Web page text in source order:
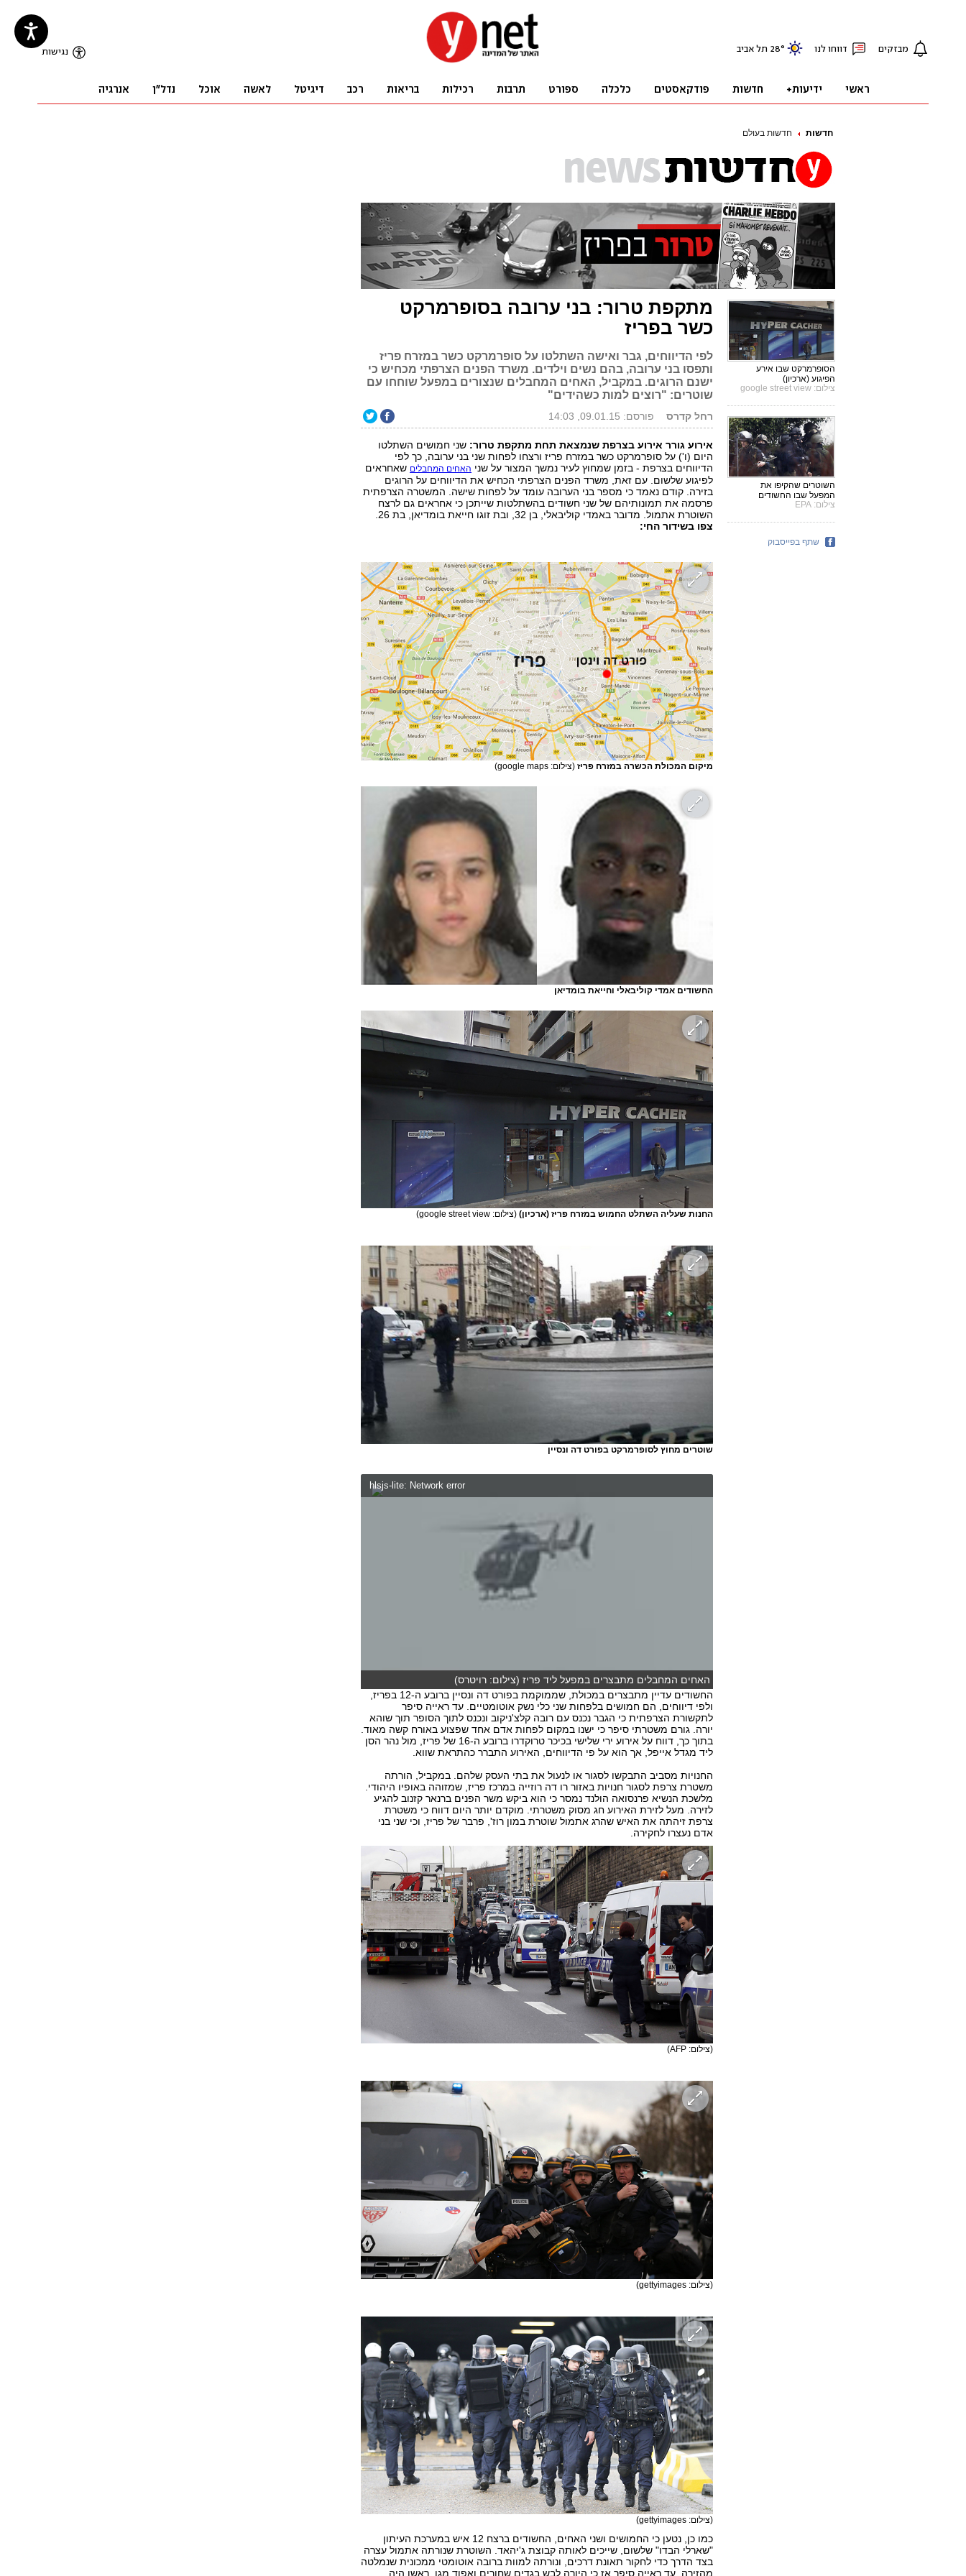
חדשות חדשות בעולם
מתקפת טרור: בני ערובה בסופרמרקט
כשר בפריז
לפי הדיווחים, גבר ואישה השתלטו על סופרמרקט כשר במזרח פריז
ותפסו בני ערובה, בהם נשים וילדים. משרד הפנים הצרפתי מכחיש כי
ישנם הרוגים. במקביל, האחים המחבלים שנצורים במפעל שוחחו עם
שוטרים: "רוצים למות כשהידים"
רחל קדרס פורסם: 09.01.15, 14:03
אירוע גורר אירוע בצרפת שנמצאת תחת מתקפת טרור: שני חמושים השתלטו
היום (ו') על סופרמרקט כשר במזרח פריז ורצחו לפחות שני בני ערובה, כך לפי
הדיווחים בצרפת - בזמן שמחוץ לעיר נמשך המצור על שני האחים המחבלים שאחראים
לפיגוע שלשום. עם זאת, משרד הפנים הצרפתי הכחיש את הדיווחים על הרוגים
בזירה. קודם נאמד כי מספר בני הערובה עומד על לפחות שישה. המשטרה הצרפתית
פרסמה את תמונותיהם של שני חשודים בהשתלטות שייתכן כי אחראים גם לרצח
השוטרת אתמול. מדובר באמדי קוליבאלי, בן 32, ובת זוגו חייאת בומדיאן, בת 26.
צפו בשידור החי:
מיקום המכולת הכשרה במזרח פריז (צילום: google maps)
החשודים אמדי קוליבאלי וחייאת בומדיאן
החנות שעליה השתלט החמוש במזרח פריז (ארכיון) (צילום: google street view)
שוטרים מחוץ לסופרמרקט בפורט דה ונסיין
hlsjs-lite: Network error
האחים המחבלים מתבצרים במפעל ליד פריז (צילום: רויטרס)
החשודים עדיין מתבצרים במכולת, שממוקמת בפורט דה ונסיין ברובע ה-12 בפריז,
ולפי דיווחים, הם חמושים בלפחות שני כלי נשק אוטומטיים. עד ראייה סיפר
לתקשורת הצרפתית כי הגבר נכנס עם רובה קלצ'ניקוב ונכנס לתוך הסופר תוך שוהא
יורה. גורם משטרתי סיפר כי ישנו במקום לפחות אדם אחד שפצוע באורח קשה מאוד.
בתוך כך, דווח על אירוע ירי שלישי בכיכר טרוקדרו ברובע ה-16 של פריז, מול נהר הסן
ליד מגדל אייפל, אך הוא על פי הדיווחים, האירוע התברר כהתראת שווא.
החנויות מסביב התבקשו לסגור או לנעול את בתי העסק שלהם. במקביל, הורתה
משטרת צרפת לסגור חנויות באזור רו דה רוזייה במרכז פריז, שמזוהה באופיו היהודי.
מלשכת הנשיא פרנסואה הולנד נמסר כי הוא ביקש משר הפנים ברנאר קזנוב להגיע
לזירה. מעל לזירת האירוע חג מסוק משטרתי. מוקדם יותר היום דווח כי משטרת
צרפת זיהתה את האיש שהרג אתמול שוטרת במון רוז', פרבר של פריז, וכי שני בני
אדם נעצרו לחקירה.
(צילום: AFP)
(צילום: gettyimages)
(צילום: gettyimages)
כמו כן, נטען כי החמושים ושני האחים, החשודים ברצח 12 איש במערכת העיתון
"שארלי הבדו" שלשום, שייכים לאותה קבוצת ג'יהאד. השוטרת שנורתה אתמול עצרה
בצד הדרך כדי לחקור תאונת דרכים, ונורתה למוות ברובה אוטומטי ממכונית שנמלטה
מהזירה. עד ראייה סיפר אז כי היורה לבש בגדים שחורים ואפוד מגן, ראשו היה
הסופרמרקט שבו אירע
הפיגוע (ארכיון)
צילום: google street view
השוטרים שהקיפו את
המפעל שבו החשודים
צילום: EPA
שתף בפייסבוק